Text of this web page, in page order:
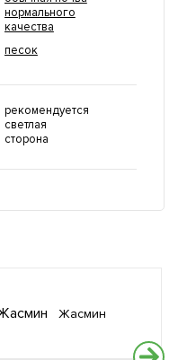
нормального
качества
песок
рекомендуется
светлая
сторона
Жасмин